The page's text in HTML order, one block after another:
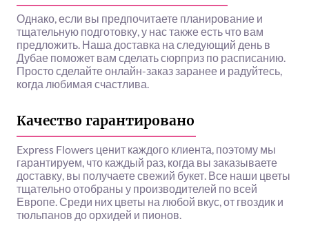
Однако, если вы предпочитаете планирование и
тщательную подготовку, у нас также есть что вам
предложить. Наша доставка на следующий день в
Дубае поможет вам сделать сюрприз по расписанию.
Просто сделайте онлайн-заказ заранее и радуйтесь,
когда любимая счастлива.
Качество гарантировано
Express Flowers ценит каждого клиента, поэтому мы
гарантируем, что каждый раз, когда вы заказываете
доставку, вы получаете свежий букет. Все наши цветы
тщательно отобраны у производителей по всей
Европе. Среди них цветы на любой вкус, от гвоздик и
тюльпанов до орхидей и пионов.